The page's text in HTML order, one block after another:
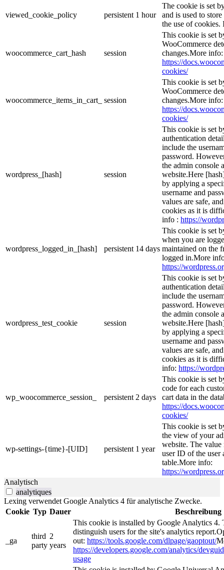
viewed_cookie_policy persistent 1 hour
The cookie is set
and is used to
the use of cookies.
woocommerce_cart_hash session
This cookie is set
WooCommerce
changes.More info:
https://
cookies/
woocommerce_items_in_cart_ session
This cookie is set
WooCommerce
changes.More info:
https://
cookies/
wordpress_[hash] session
This cookie is set
authentication
include the
password.
the admin console
website.Here
by applying a
username and
values are safe,
cookies as it is
info : https://
wordpress_logged_in_[hash] persistent 14 days
This cookie is set
when you are
maintained on the
logged in.More
https://
wordpress_test_cookie session
This cookie is set
authentication
include the
password.
the admin console
website.Here
by applying a
username and
values are safe,
cookies as it is
info: https://
wp_woocommerce_session_ persistent 2 days
This cookie is set
code for each
cart data in the
https://
cookies/
wp-settings-{time}-[UID] persistent 1 year
This cookie is set
the view of your
website. The
user ID of the user
table.More info:
https://
Analytisch
analytiques
Lexing verwendet Google Analytics 4 für analytische Zwecke.
Cookie Typ Dauer Beschreibung
_ga
third
party
2
years
This cookie is installed by Google Analytics 4.
distinguish users for the site's analytics
out: https://tools.google.com/dlpage/gaoptout/
https://developers.google.com/analytics/
usage